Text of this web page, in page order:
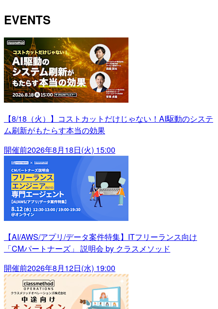
EVENTS
【8/18（火）】コストカットだけじゃない！AI駆動のシステ
ム刷新がもたらす本当の効果
開催前2026年8月18日(火) 15:00
【AI/AWS/アプリ/データ案件特集】ITフリーランス向け
「CMパートナーズ」 説明会 by クラスメソッド
開催前2026年8月12日(水) 19:00